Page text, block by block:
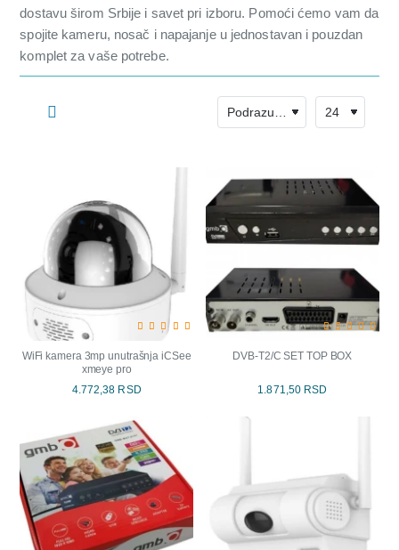
dostavu širom Srbije i savet pri izboru. Pomoći ćemo vam da
spojite kameru, nosač i napajanje u jednostavan i pouzdan
komplet za vaše potrebe.
WiFi kamera 3mp unutrašnja iCSee
xmeye pro
4.772,38 RSD
DVB-T2/C SET TOP BOX
1.871,50 RSD